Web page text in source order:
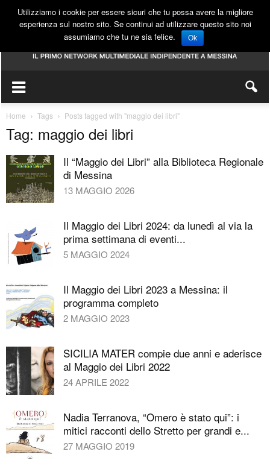
Home Tags Posts tagged with "maggio dei libri"
Tag: maggio dei libri
Il “Maggio dei Libri” alla Biblioteca Regionale
di Messina
13 MAGGIO 2026
Il Maggio dei Libri 2024: da lunedì al via la
prima settimana di eventi...
5 MAGGIO 2024
Il Maggio dei Libri 2023 a Messina: il
programma completo
2 MAGGIO 2023
SICILIA MATER compie due anni e aderisce
al Maggio dei Libri 2022
24 APRILE 2022
Nadia Terranova, “Omero è stato qui”: i
mitici racconti dello Stretto per grandi e...
27 MAGGIO 2019
Utilizziamo i cookie per essere sicuri che tu possa avere la migliore
esperienza sul nostro sito. Se continui ad utilizzare questo sito noi
assumiamo che tu ne sia felice.
Ok